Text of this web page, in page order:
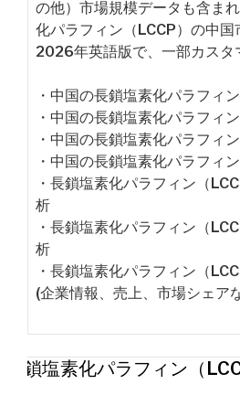
の他）市場規模データも含ま
化パラフィン（LCCP）の中国
2026年英語版で、一部カスタ
・中国の長鎖塩素化パラフィ
・中国の長鎖塩素化パラフィ
・中国の長鎖塩素化パラフィ
・中国の長鎖塩素化パラフィ
・長鎖塩素化パラフィン（
析
・長鎖塩素化パラフィン（
析
・長鎖塩素化パラフィン（
(企業情報、売上、市場シェア
長鎖塩素化パラフィン（